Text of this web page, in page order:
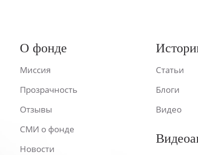
О фонде
Миссия
Прозрачность
Отзывы
СМИ о фонде
Новости
Статьи
Блоги
Видео